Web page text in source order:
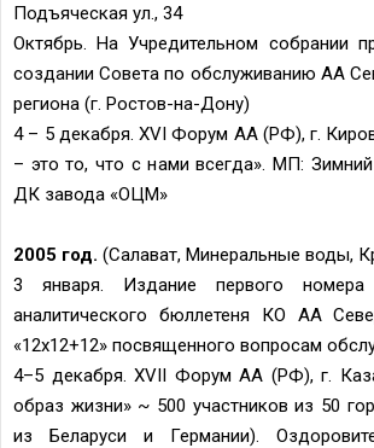
Подъяческая ул., 34
Октябрь. На Учредительном собрании
создании Совета по обслуживанию АA
региона (г. Ростов-на-Дону)
4 – 5 декабря. XVI Форум АА (РФ), г.
– это то, что с нами всегда». МП: Зимний
ДК завода «ОЦМ»
2005 год. (Салават, Минеральные воды,
3 января. Издание первого номера
аналитического бюллетеня КО АА
«12х12+12» посвященного вопросам
4–5 декабря. XVII Форум АА (РФ), г.
образ жизни» ~ 500 участников из 50
из Беларуси и Германии).